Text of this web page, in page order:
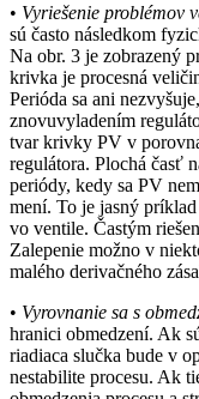
• Vyriešenie problémov
sú často následkom
Na obr. 3 je zobrazený
krivka je procesná
Perióda sa ani
znovuvyladením
tvar krivky PV v
regulátora. Plochá časť
periódy, kedy sa PV
mení. To je jasný
vo ­ventile. Častým
Zalepenie možno v
malého derivačného
• Vyrovnanie sa s
hranici obmedzení. Ak
riadiaca slučka bude v
nestabilite procesu. Ak